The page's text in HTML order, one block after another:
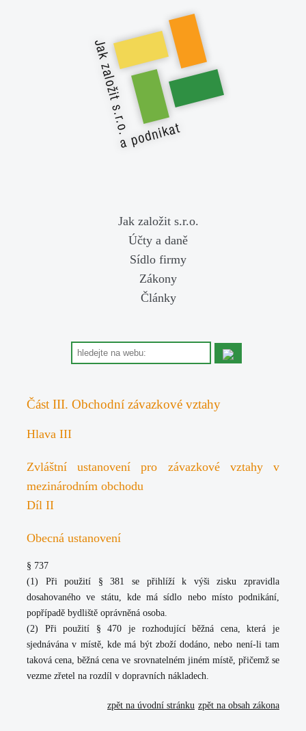
Jak založit s.r.o.
Účty a daně
Sídlo firmy
Zákony
Články
Část III. Obchodní závazkové vztahy
Hlava III
Zvláštní ustanovení pro závazkové vztahy v
mezinárodním obchodu
Díl II
Obecná ustanovení
§ 737
(1) Při použití § 381 se přihlíží k výši zisku zpravidla
dosahovaného ve státu, kde má sídlo nebo místo podnikání,
popřípadě bydliště oprávněná osoba.
(2) Při použití § 470 je rozhodující běžná cena, která je
sjednávána v místě, kde má být zboží dodáno, nebo není-li tam
taková cena, běžná cena ve srovnatelném jiném místě, přičemž se
vezme zřetel na rozdíl v dopravních nákladech.
zpět na obsah zákona
zpět na úvodní stránku